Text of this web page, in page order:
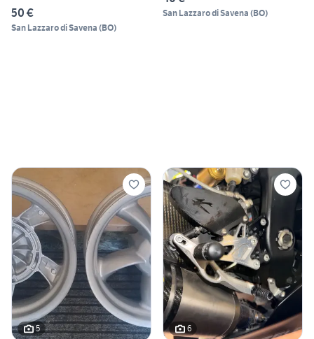
50 €
San Lazzaro di Savena (BO)
San Lazzaro di Savena (BO)
5 6